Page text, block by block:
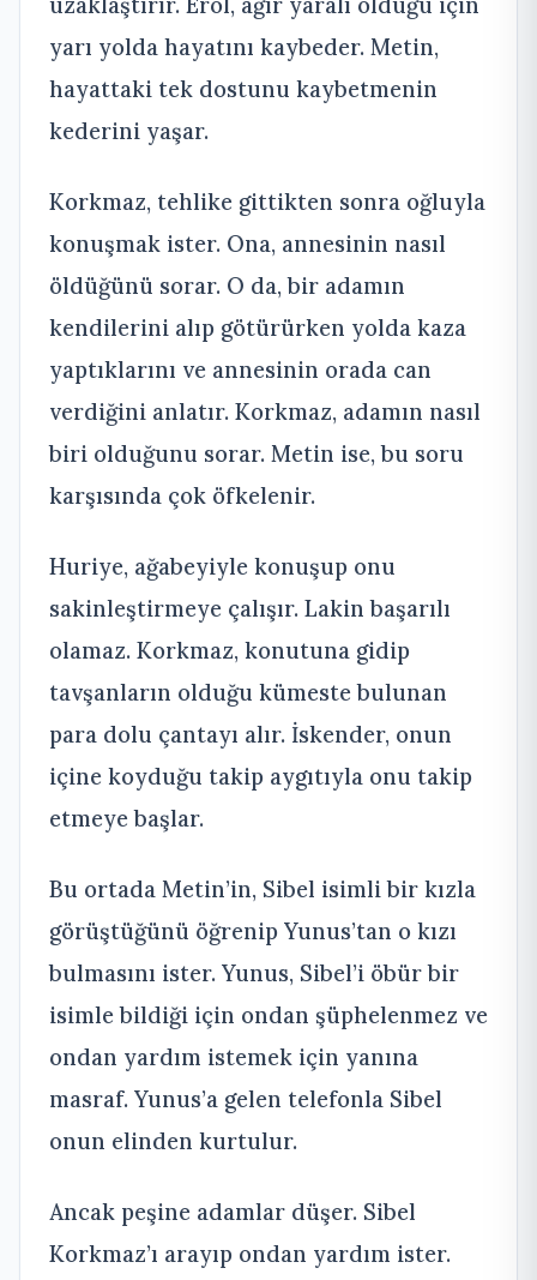
yarı yolda hayatını kaybeder. Metin,
hayattaki tek dostunu kaybetmenin
kederini yaşar.
Korkmaz, tehlike gittikten sonra oğluyla
konuşmak ister. Ona, annesinin nasıl
öldüğünü sorar. O da, bir adamın
kendilerini alıp götürürken yolda kaza
yaptıklarını ve annesinin orada can
verdiğini anlatır. Korkmaz, adamın nasıl
biri olduğunu sorar. Metin ise, bu soru
karşısında çok öfkelenir.
Huriye, ağabeyiyle konuşup onu
sakinleştirmeye çalışır. Lakin başarılı
olamaz. Korkmaz, konutuna gidip
tavşanların olduğu kümeste bulunan
para dolu çantayı alır. İskender, onun
içine koyduğu takip aygıtıyla onu takip
etmeye başlar.
Bu ortada Metin’in, Sibel isimli bir kızla
görüştüğünü öğrenip Yunus’tan o kızı
bulmasını ister. Yunus, Sibel’i öbür bir
isimle bildiği için ondan şüphelenmez ve
ondan yardım istemek için yanına
masraf. Yunus’a gelen telefonla Sibel
onun elinden kurtulur.
Ancak peşine adamlar düşer. Sibel
Korkmaz’ı arayıp ondan yardım ister.